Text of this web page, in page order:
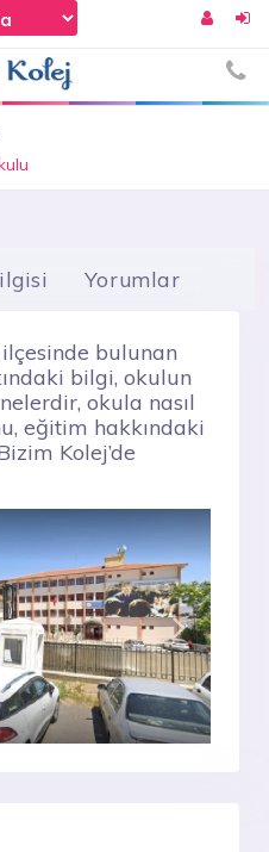
Yorumlar
ilçesinde bulunan
bilgi, okulun
okula nasıl
eğitim hakkındaki
Kolej’de